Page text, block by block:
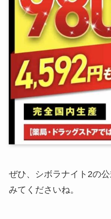
ぜひ、シボラナイト2の
みてくださいね。